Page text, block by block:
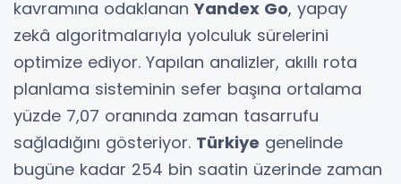
kavramına odaklanan Yandex Go, yapay
zekâ algoritmalarıyla yolculuk sürelerini
optimize ediyor. Yapılan analizler, akıllı rota
planlama sisteminin sefer başına ortalama
yüzde 7,07 oranında zaman tasarrufu
sağladığını gösteriyor. Türkiye genelinde
bugüne kadar 254 bin saatin üzerinde zaman